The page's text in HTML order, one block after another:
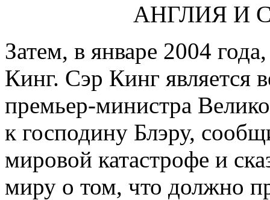
АНГЛИЯ И
Затем, в январе 2004
Кинг. Сэр Кинг является
премьер-министра
к господину Блэру,
мировой катастрофе и
миру о том, что должно